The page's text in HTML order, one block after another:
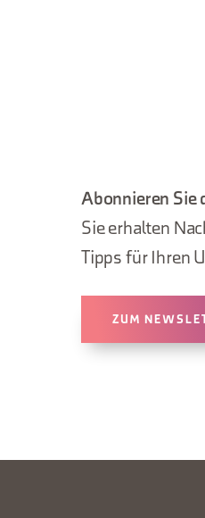
Abonnieren Sie
Sie erhalten
Tipps für Ihren
ZUM